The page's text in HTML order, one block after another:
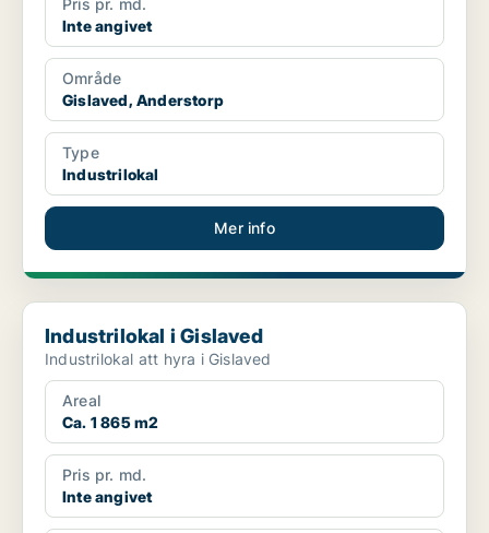
Pris pr. md.
Inte angivet
Område
Gislaved, Anderstorp
Type
Industrilokal
Mer info
Industrilokal i Gislaved
Industrilokal i Gislaved
Industrilokal att hyra i Gislaved
Areal
Ca. 1 865 m2
Pris pr. md.
Inte angivet